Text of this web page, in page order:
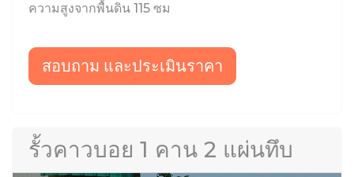
ความสูงจากพื้นดิน 115 ซม
สอบถาม และประเมินราคา
รั้วคาวบอย 1 คาน 2 แผ่นทึบ